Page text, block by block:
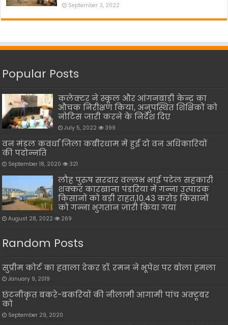
September 3, 2022
Popular Posts
कलेक्टर ने स्कूल और आंगनबाड़ी केन्द्र का
औचक निरीक्षण किया, अनुपस्थित शिक्षिकों को
नोटिस जारी करने के निर्देश दिए
July 5, 2022 399
वन मंडल कवर्धा जिला कबीरधाम में हुई दो वन अधिकारियों
की पदोन्नति
September 18, 2020 321
लौह पुरुष सरदार वल्लभ भाई पटेल सहकारी
शक्कर कारखाना पंडरिया में गन्ना उत्पादक
किसानों को बड़ी राहत,10.43 करोड़ किसानों
को गन्ना भुगतान ज़ारी किया गया
August 28, 2022 269
Random Posts
सुप्रीम कोर्ट का हवाला देकर डॉ. रमन ने भूपेश पर बोला हमला
January 9, 2019
छंटनीकृत बकरे-बकरियों की नीलामी आगामी पांच अक्टूबर
को
September 29, 2020